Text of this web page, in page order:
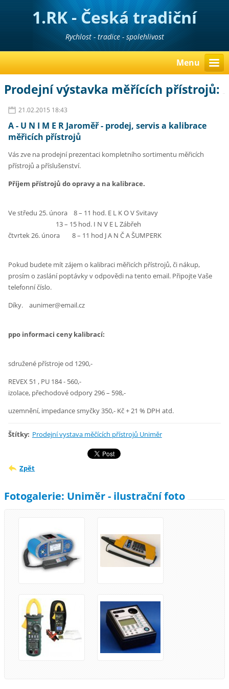
1.RK - Česká tradiční
realitní kancelář
Rychlost - tradice - spolehlivost
Menu
Prodejní výstavka měřících přístrojů:
21.02.2015 18:43
A - U N I M E R Jaroměř - prodej, servis a kalibrace
měřicích přístrojů
Vás zve na prodejní prezentaci kompletního sortimentu měřicích
přístrojů a příslušenství.
Příjem přístrojů do opravy a na kalibrace.
Ve středu 25. února 8 – 11 hod. E L K O V Svitavy
13 – 15 hod. I N V E L Zábřeh
čtvrtek 26. února 8 – 11 hod J A N Č A ŠUMPERK
Pokud budete mít zájem o kalibraci měřicích přístrojů, či nákup,
prosím o zaslání poptávky v odpovědi na tento email. Připojte Vaše
telefonní číslo.
Díky. aunimer@email.cz
ppo informaci ceny kalibrací:
sdružené přístroje od 1290,-
REVEX 51 , PU 184 - 560,-
izolace, přechodové odpory 296 – 598,-
uzemnění, impedance smyčky 350,- Kč + 21 % DPH atd.
Štítky: Prodejní vystava měčících přístrojů Uniměr
Zpět
Fotogalerie: Uniměr - ilustrační foto